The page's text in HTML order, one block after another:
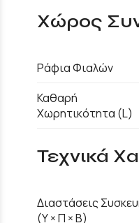
Χώρος
Ράφια Φιαλών
Καθαρή
Χωρητικότητα (L)
Τεχνικά
Διαστάσεις
(Υ × Π × Β)